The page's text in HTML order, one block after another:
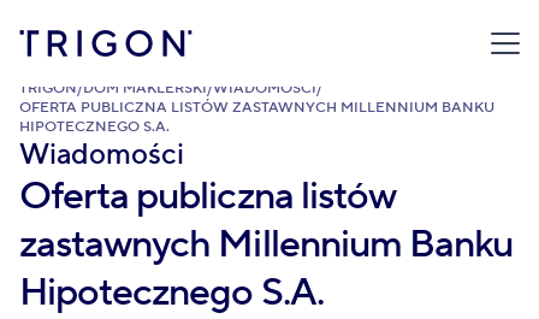
TRIGON/DOM MAKLERSKI/WIADOMOŚCI/
OFERTA PUBLICZNA LISTÓW ZASTAWNYCH MILLENNIUM BANKU
HIPOTECZNEGO S.A.
Wiadomości
Oferta publiczna listów
zastawnych Millennium Banku
Hipotecznego S.A.